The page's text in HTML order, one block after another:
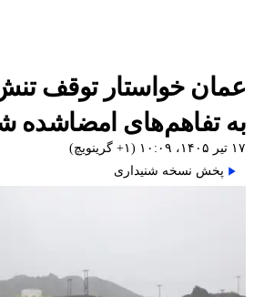
عمان خواستار توقف
به تفاهم‌های امضاشده
۱۷ تیر ۱۴۰۵، ۱۰:۰۹ (‎+۱ گرینویچ)
پخش نسخه شنیداری